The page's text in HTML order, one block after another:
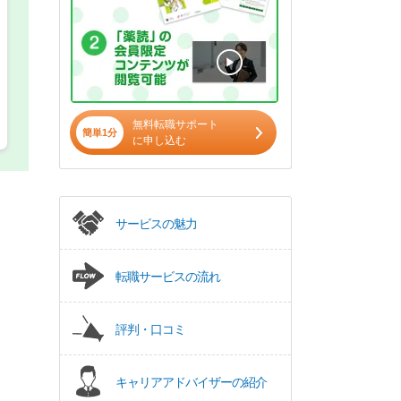
簡単1分
無料転職サポート
に申し込む
サービスの魅力
転職サービスの流れ
評判・口コミ
キャリアアドバイザーの紹介